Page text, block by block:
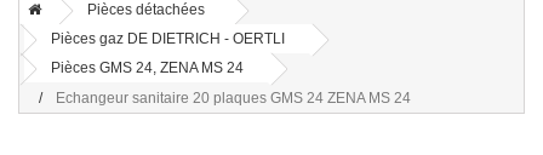
Pièces détachées
Pièces gaz DE DIETRICH - OERTLI
Pièces GMS 24, ZENA MS 24
Echangeur sanitaire 20 plaques GMS 24 ZENA MS 24